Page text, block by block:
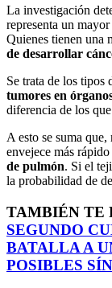
La investigación
representa un
Quienes tienen una
de desarrollar
Se trata de los tipos
tumores en
diferencia de los
A esto se suma
envejece más
de pulmón. Si el
la probabilidad de
TAMBIÉN TE
SEGUNDO
BATALLA A
POSIBLES